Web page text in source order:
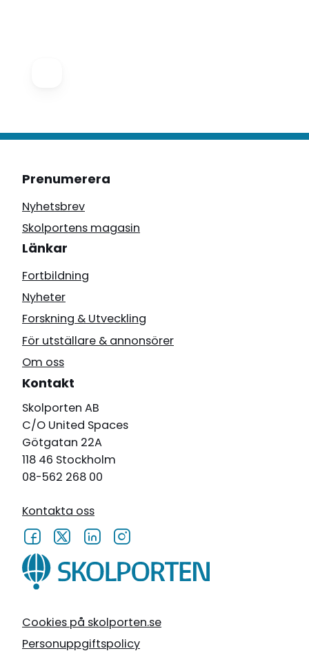
Cookies på skolporten.se
Personuppgiftspolicy
Prenumerera
Nyhetsbrev
Skolportens magasin
Länkar
Fortbildning
Nyheter
Forskning & Utveckling
För utställare & annonsörer
Om oss
Kontakt
Skolporten AB
C/O United Spaces
Götgatan 22A
118 46 Stockholm
08-562 268 00
Kontakta oss